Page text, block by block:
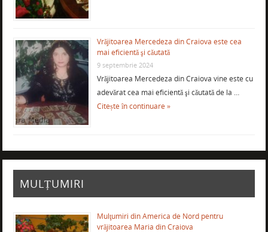
Vrăjitoarea Mercedeza din Craiova este cea
mai eficientă şi căutată
9 septembrie 2024
Vrăjitoarea Mercedeza din Craiova vine este cu
adevărat cea mai eficientă şi căutată de la …
Citește în continuare »
MULȚUMIRI
Mulţumiri din America de Nord pentru
vrăjitoarea Maria din Craiova